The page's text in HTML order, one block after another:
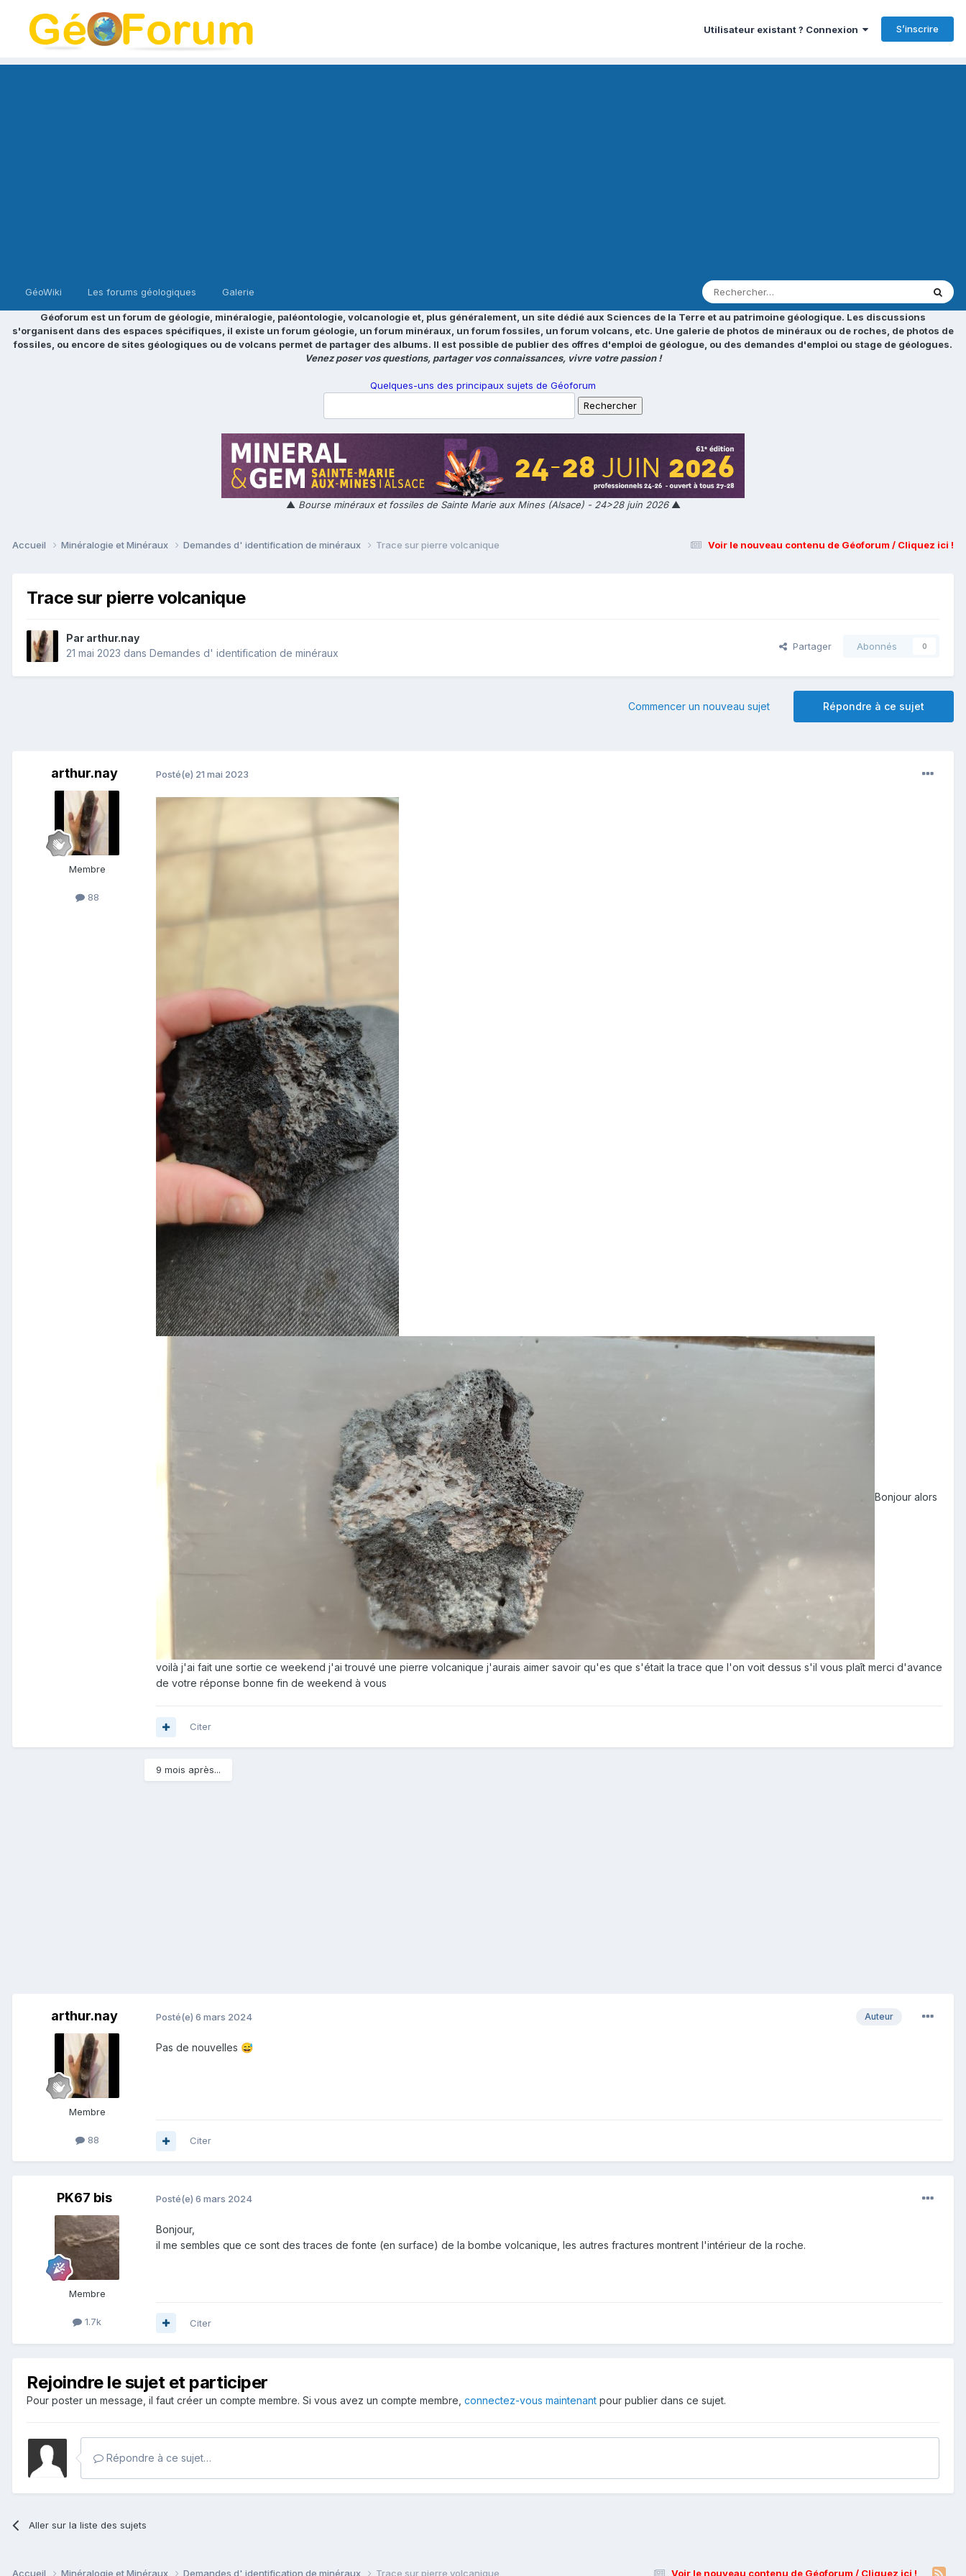
Utilisateur existant ? Connexion S’inscrire
GéoWiki Les forums géologiques Galerie
Géoforum est un forum de géologie, minéralogie, paléontologie, volcanologie et, plus généralement, un site dédié aux Sciences de la Terre et au patrimoine géologique. Les discussions
s'organisent dans des espaces spécifiques, il existe un forum géologie, un forum minéraux, un forum fossiles, un forum volcans, etc. Une galerie de photos de minéraux ou de roches, de photos de
fossiles, ou encore de sites géologiques ou de volcans permet de partager des albums. Il est possible de publier des offres d'emploi de géologue, ou des demandes d'emploi ou stage de géologues.
Venez poser vos questions, partager vos connaissances, vivre votre passion !
Quelques-uns des principaux sujets de Géoforum
▲ Bourse minéraux et fossiles de Sainte Marie aux Mines (Alsace) - 24>28 juin 2026▲
Voir le nouveau contenu de Géoforum / Cliquez ici !
Accueil Minéralogie et Minéraux Demandes d' identification de minéraux Trace sur pierre volcanique
Trace sur pierre volcanique
Par arthur.nay
21 mai 2023 dans Demandes d' identification de minéraux
Partager Abonnés 0
Répondre à ce sujet
Commencer un nouveau sujet
arthur.nay
Membre
88
Posté(e) 21 mai 2023
Bonjour alors
voilà j'ai fait une sortie ce weekend j'ai trouvé une pierre volcanique j'aurais aimer savoir qu'es que s'était la trace que l'on voit dessus s'il vous plaît merci d'avance
de votre réponse bonne fin de weekend à vous
Citer
9 mois après...
arthur.nay
Membre
88
Auteur
Posté(e) 6 mars 2024
Pas de nouvelles 😅
Citer
PK67 bis
Membre
1.7k
Posté(e) 6 mars 2024
Bonjour,
il me sembles que ce sont des traces de fonte (en surface) de la bombe volcanique, les autres fractures montrent l'intérieur de la roche.
Citer
Rejoindre le sujet et participer
Pour poster un message, il faut créer un compte membre. Si vous avez un compte membre, connectez-vous maintenant pour publier dans ce sujet.
Répondre à ce sujet…
Aller sur la liste des sujets
Voir le nouveau contenu de Géoforum / Cliquez ici !
Accueil Minéralogie et Minéraux Demandes d' identification de minéraux Trace sur pierre volcanique